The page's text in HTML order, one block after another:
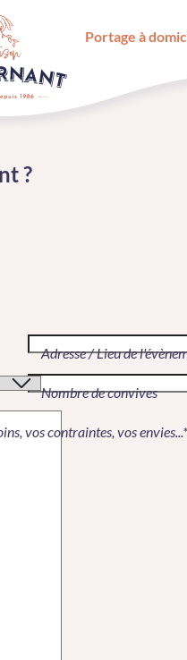
Portage à
?
Adresse / Lieu de
Nombre de convives
vos contraintes, vos